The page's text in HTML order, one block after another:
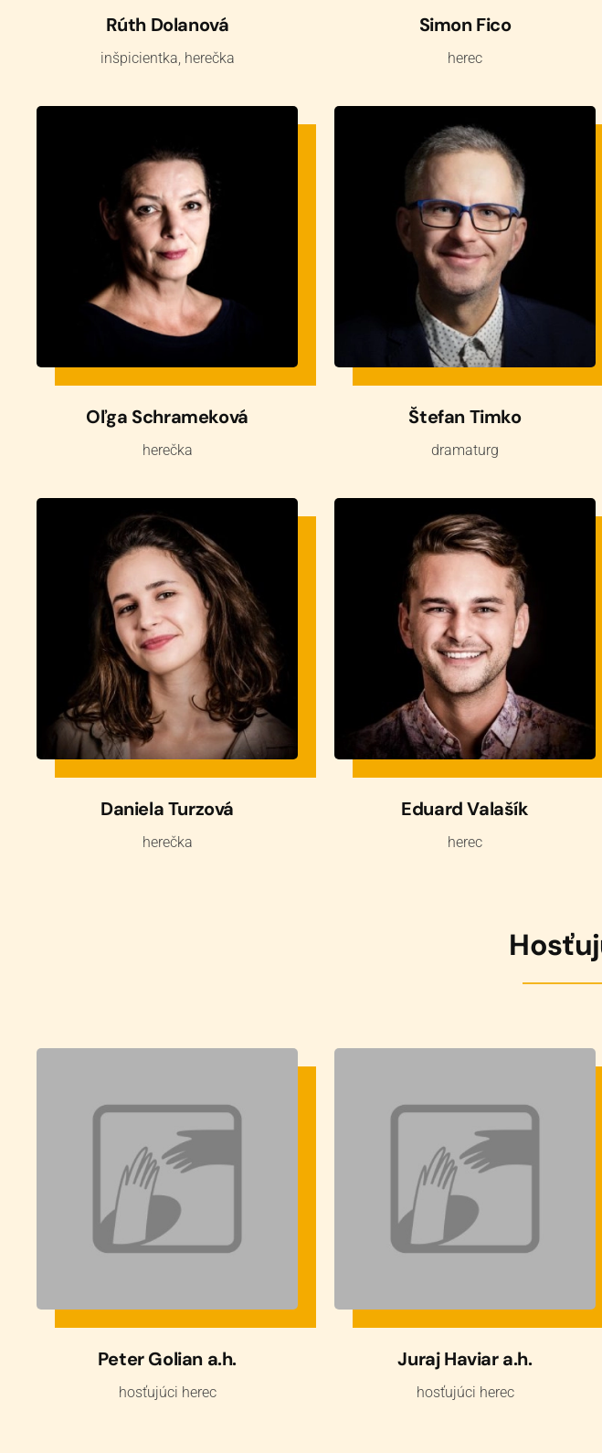
Rúth Dolanová
inšpicientka, herečka
Simon Fico
herec
Oľga Schrameková
herečka
Štefan Timko
dramaturg
Daniela Turzová
herečka
Eduard Valašík
herec
Peter Golian a.h.
hosťujúci herec
Juraj Haviar a.h.
hosťujúci herec